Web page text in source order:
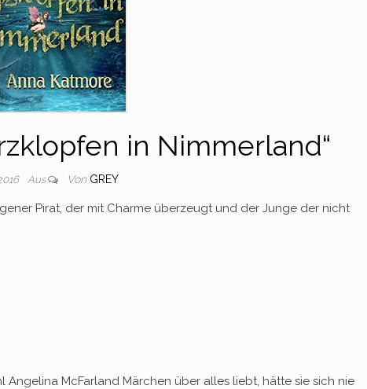
in Nimmerland“
Aus Von GREY
Pirat, der mit Charme überzeugt und der Junge der nicht
Angelina McFarland Märchen über alles liebt, hätte sie sich nie